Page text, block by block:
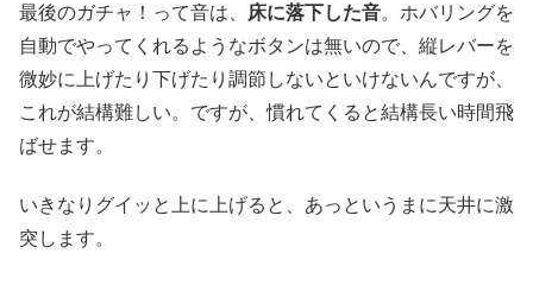
最後のガチャ！って音は、 床に落下した音。ホバリングを
自動でやってくれるようなボタンは無いので、縦レバーを
微妙に上げたり下げたり調節しないといけないんですが、
これが結構難しい。ですが、慣れてくると結構長い時間飛
ばせます。
いきなりグイッと上に上げると、あっというまに天井に激
突します。